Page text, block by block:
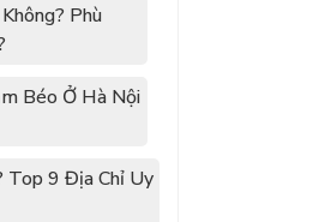
Phù
Béo Ở Hà Nội
Top 9 Địa Chỉ Uy